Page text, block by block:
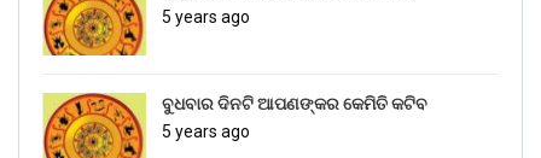
5 years ago
ବୁଧବାର ଦିନଟି ଆପଣଙ୍କର କେମିତି କଟିବ
5 years ago